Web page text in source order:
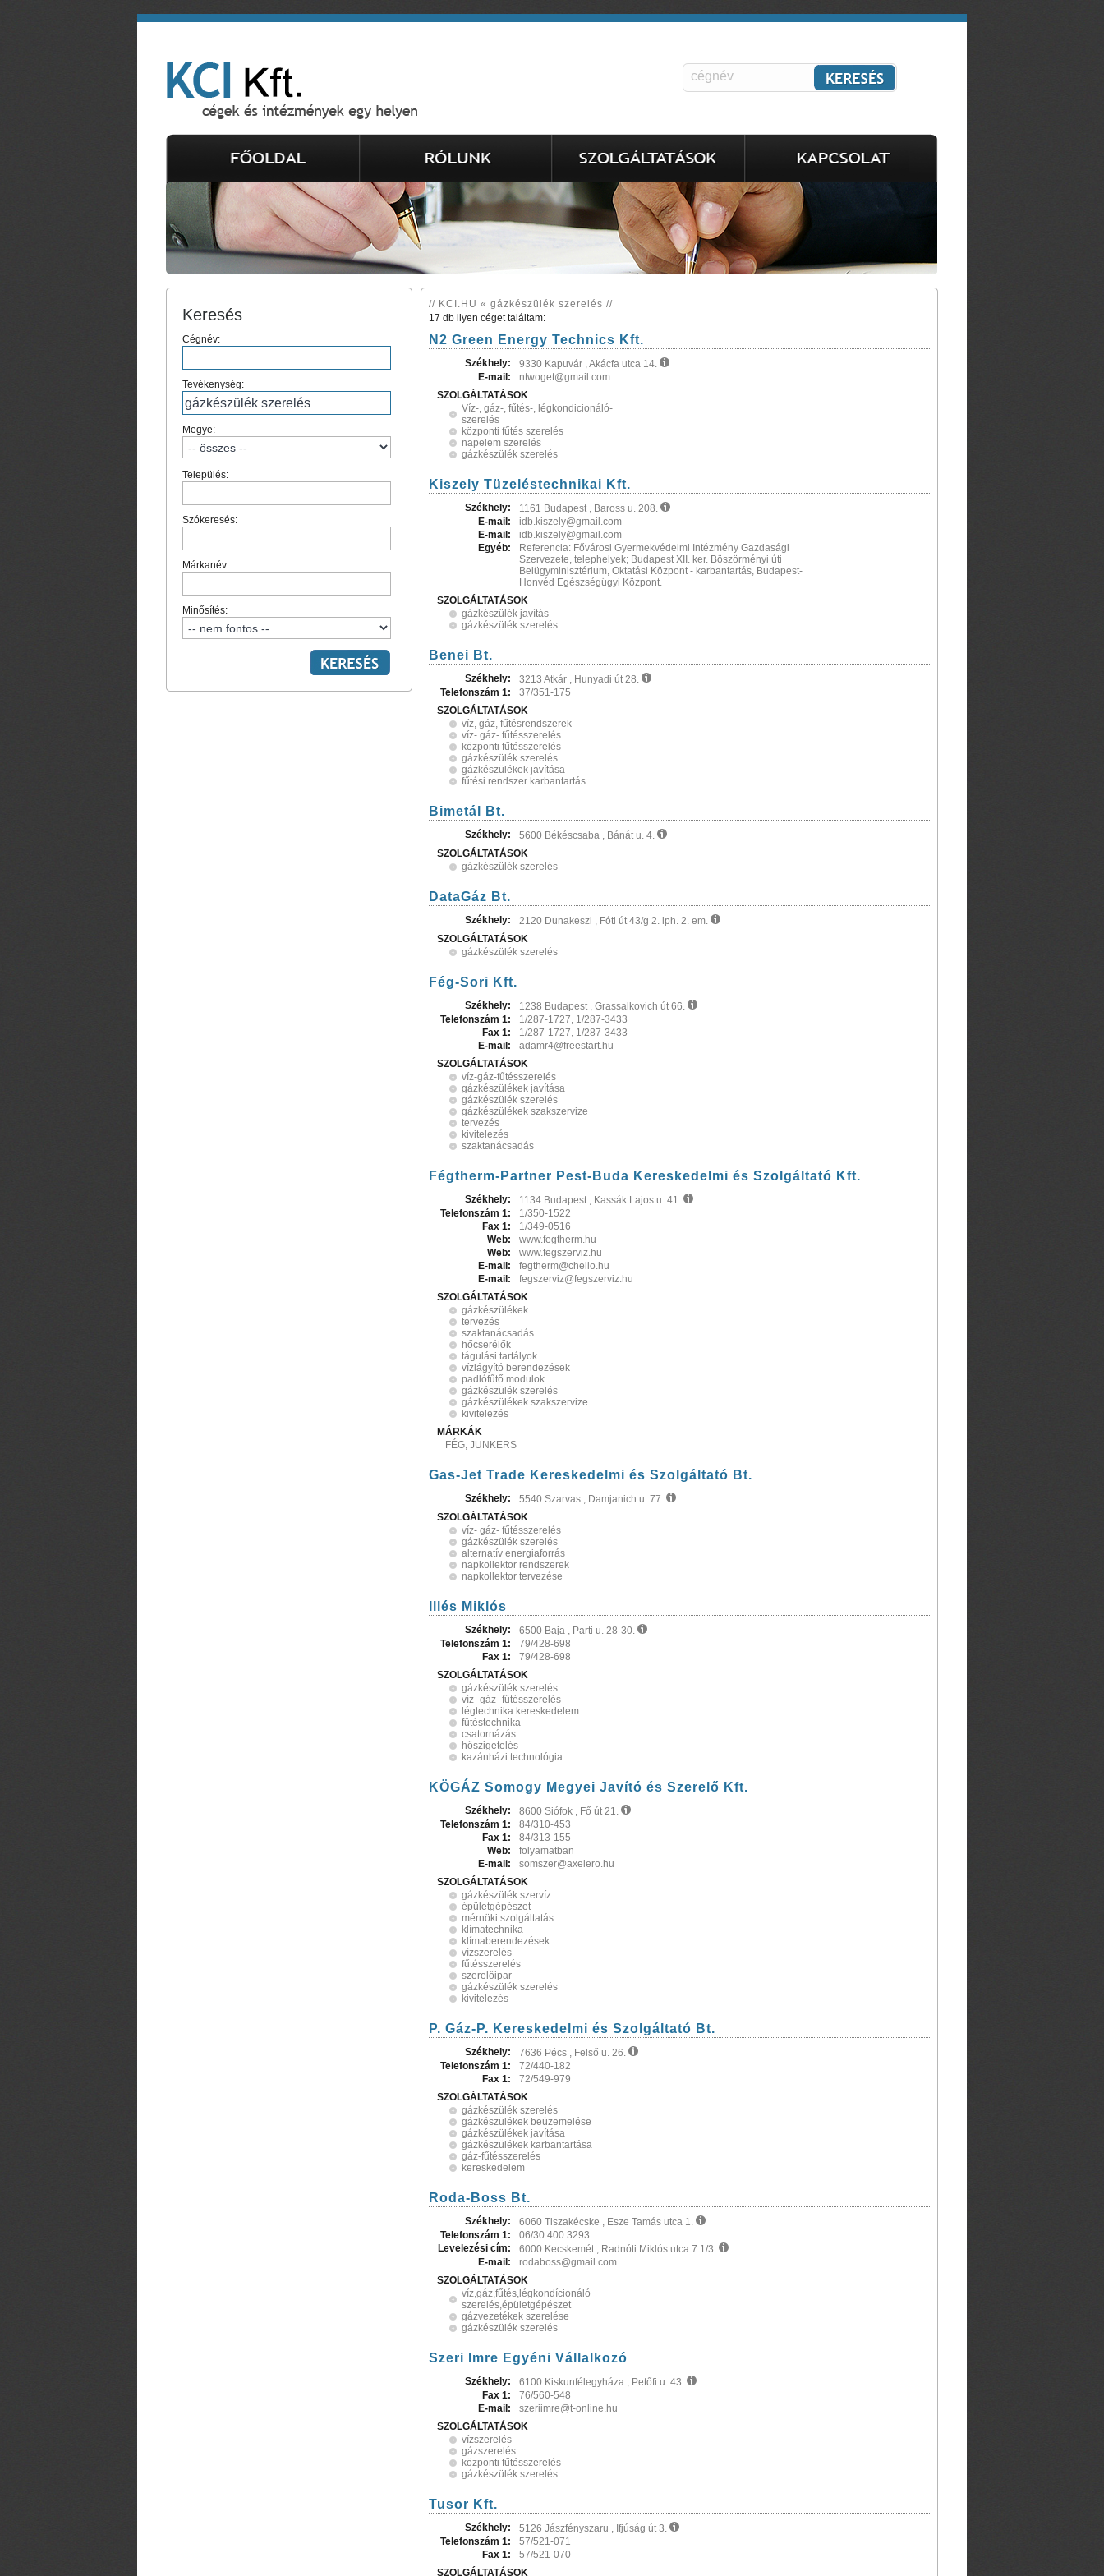
Keresés
Cégnév:
Tevékenység:
Megye:
Település:
Szókeresés:
Márkanév:
Minősítés:
// KCI.HU « gázkészülék szerelés //
17 db ilyen céget találtam:
N2 Green Energy Technics Kft.
Székhely:
9330 Kapuvár , Akácfa utca 14.
E-mail:
ntwoget@gmail.com
SZOLGÁLTATÁSOK
Víz-, gáz-, fűtés-, légkondicionáló-
szerelés
központi fűtés szerelés
napelem szerelés
gázkészülék szerelés
Kiszely Tüzeléstechnikai Kft.
Székhely:
1161 Budapest , Baross u. 208.
E-mail:
idb.kiszely@gmail.com
E-mail:
idb.kiszely@gmail.com
Egyéb:
Referencia: Fővárosi Gyermekvédelmi Intézmény Gazdasági
Szervezete, telephelyek; Budapest XII. ker. Böszörményi úti
Belügyminisztérium, Oktatási Központ - karbantartás, Budapest-
Honvéd Egészségügyi Központ.
SZOLGÁLTATÁSOK
gázkészülék javítás
gázkészülék szerelés
Benei Bt.
Székhely:
3213 Atkár , Hunyadi út 28.
Telefonszám 1:
37/351-175
SZOLGÁLTATÁSOK
víz, gáz, fűtésrendszerek
víz- gáz- fűtésszerelés
központi fűtésszerelés
gázkészülék szerelés
gázkészülékek javítása
fűtési rendszer karbantartás
Bimetál Bt.
Székhely:
5600 Békéscsaba , Bánát u. 4.
SZOLGÁLTATÁSOK
gázkészülék szerelés
DataGáz Bt.
Székhely:
2120 Dunakeszi , Fóti út 43/g 2. lph. 2. em.
SZOLGÁLTATÁSOK
gázkészülék szerelés
Fég-Sori Kft.
Székhely:
1238 Budapest , Grassalkovich út 66.
Telefonszám 1:
1/287-1727, 1/287-3433
Fax 1:
1/287-1727, 1/287-3433
E-mail:
adamr4@freestart.hu
SZOLGÁLTATÁSOK
víz-gáz-fűtésszerelés
gázkészülékek javítása
gázkészülék szerelés
gázkészülékek szakszervize
tervezés
kivitelezés
szaktanácsadás
Fégtherm-Partner Pest-Buda Kereskedelmi és Szolgáltató Kft.
Székhely:
1134 Budapest , Kassák Lajos u. 41.
Telefonszám 1:
1/350-1522
Fax 1:
1/349-0516
Web:
www.fegtherm.hu
Web:
www.fegszerviz.hu
E-mail:
fegtherm@chello.hu
E-mail:
fegszerviz@fegszerviz.hu
SZOLGÁLTATÁSOK
gázkészülékek
tervezés
szaktanácsadás
hőcserélők
tágulási tartályok
vízlágyító berendezések
padlófűtő modulok
gázkészülék szerelés
gázkészülékek szakszervize
kivitelezés
MÁRKÁK
FÉG, JUNKERS
Gas-Jet Trade Kereskedelmi és Szolgáltató Bt.
Székhely:
5540 Szarvas , Damjanich u. 77.
SZOLGÁLTATÁSOK
víz- gáz- fűtésszerelés
gázkészülék szerelés
alternatív energiaforrás
napkollektor rendszerek
napkollektor tervezése
Illés Miklós
Székhely:
6500 Baja , Parti u. 28-30.
Telefonszám 1:
79/428-698
Fax 1:
79/428-698
SZOLGÁLTATÁSOK
gázkészülék szerelés
víz- gáz- fűtésszerelés
légtechnika kereskedelem
fűtéstechnika
csatornázás
hőszigetelés
kazánházi technológia
KÖGÁZ Somogy Megyei Javító és Szerelő Kft.
Székhely:
8600 Siófok , Fő út 21.
Telefonszám 1:
84/310-453
Fax 1:
84/313-155
Web:
folyamatban
E-mail:
somszer@axelero.hu
SZOLGÁLTATÁSOK
gázkészülék szervíz
épületgépészet
mérnöki szolgáltatás
klímatechnika
klímaberendezések
vízszerelés
fűtésszerelés
szerelőipar
gázkészülék szerelés
kivitelezés
P. Gáz-P. Kereskedelmi és Szolgáltató Bt.
Székhely:
7636 Pécs , Felső u. 26.
Telefonszám 1:
72/440-182
Fax 1:
72/549-979
SZOLGÁLTATÁSOK
gázkészülék szerelés
gázkészülékek beüzemelése
gázkészülékek javítása
gázkészülékek karbantartása
gáz-fűtésszerelés
kereskedelem
Roda-Boss Bt.
Székhely:
6060 Tiszakécske , Esze Tamás utca 1.
Telefonszám 1:
06/30 400 3293
Levelezési cím:
6000 Kecskemét , Radnóti Miklós utca 7.1/3.
E-mail:
rodaboss@gmail.com
SZOLGÁLTATÁSOK
víz,gáz,fűtés,légkondícionáló
szerelés,épületgépészet
gázvezetékek szerelése
gázkészülék szerelés
Szeri Imre Egyéni Vállalkozó
Székhely:
6100 Kiskunfélegyháza , Petőfi u. 43.
Fax 1:
76/560-548
E-mail:
szeriimre@t-online.hu
SZOLGÁLTATÁSOK
vízszerelés
gázszerelés
központi fűtésszerelés
gázkészülék szerelés
Tusor Kft.
Székhely:
5126 Jászfényszaru , Ifjúság út 3.
Telefonszám 1:
57/521-071
Fax 1:
57/521-070
SZOLGÁLTATÁSOK